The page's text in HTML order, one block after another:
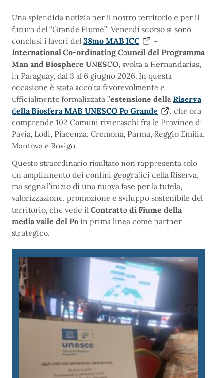
Una splendida notizia per il nostro territorio e per il
futuro del “Grande Fiume”! Venerdì scorso si sono
conclusi i lavori del 38mo MAB ICC
–
International Co-ordinating Council del Programma
Man and Biosphere UNESCO, svolta a Hernandarias,
in Paraguay, dal 3 al 6 giugno 2026. In questa
occasione è stata accolta favorevolmente e
ufficialmente formalizzata l’estensione della Riserva
della Biosfera MAB UNESCO Po Grande
, che ora
comprende 102 Comuni rivieraschi fra le Province di
Pavia, Lodi, Piacenza, Cremona, Parma, Reggio Emilia,
Mantova e Rovigo.
Questo straordinario risultato non rappresenta solo
un ampliamento dei confini geografici della Riserva,
ma segna l’inizio di una nuova fase per la tutela,
valorizzazione, promozione e sviluppo sostenibile del
territorio, che vede il Contratto di Fiume della
media valle del Po in prima linea come partner
strategico.